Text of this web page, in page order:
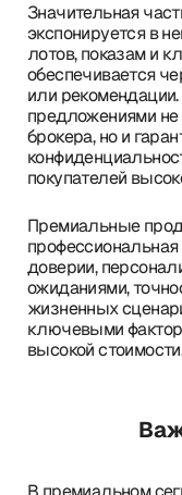
Значительная
экспонируется в
лотов, показам и
обеспечивается
или
предложениями не
брокера, но и
покупателей
Премиальные
доверии,
ожиданиями,
жизненных
ключевыми
высокой